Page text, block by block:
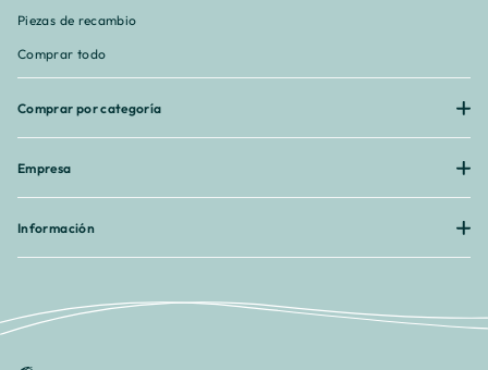
Piezas de recambio
Comprar todo
Comprar por categoría
Empresa
Información